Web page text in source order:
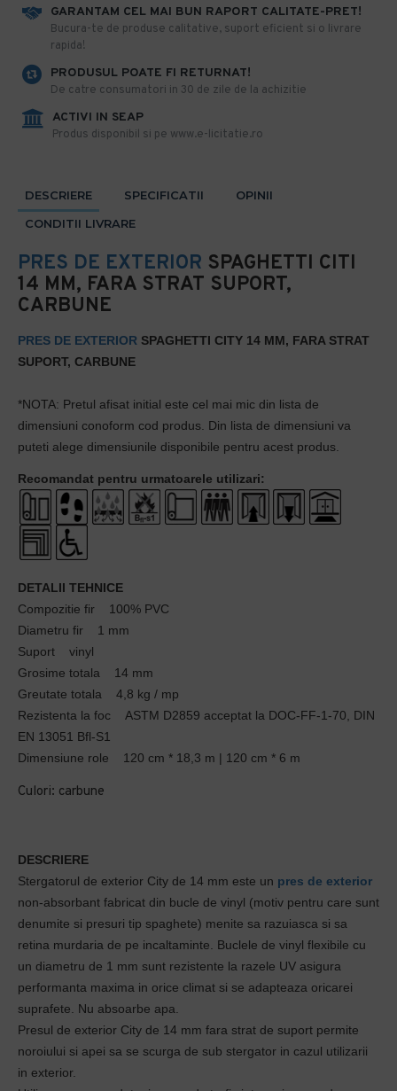
GARANTAM CEL MAI BUN RAPORT CALITATE-PRET!
​Bucura-te de produse calitative, suport eficient si o livrare
rapida!
PRODUSUL POATE FI RETURNAT!
De catre consumatori in 30 de zile de la achizitie
ACTIVI IN SEAP
Produs disponibil si pe www.e-licitatie.ro
DESCRIERE SPECIFICATII
OPINII
CONDITII LIVRARE
PRES DE EXTERIOR SPAGHETTI CITI
14 MM, FARA STRAT SUPORT,
CARBUNE
PRES DE EXTERIOR SPAGHETTI CITY 14 MM, FARA STRAT
SUPORT, CARBUNE
*NOTA: Pretul afisat initial este cel mai mic din lista de
dimensiuni conoform cod produs. Din lista de dimensiuni va
puteti alege dimensiunile disponibile pentru acest produs.
Recomandat pentru urmatoarele utilizari:
DETALII TEHNICE
Compozitie fir 100% PVC
Diametru fir 1 mm
Suport vinyl
Grosime totala 14 mm
Greutate totala 4,8 kg / mp
Rezistenta la foc ASTM D2859 acceptat la DOC-FF-1-70, DIN
EN 13051 Bfl-S1
Dimensiune role 120 cm * 18,3 m | 120 cm * 6 m
Culori: carbune
DESCRIERE
Stergatorul de exterior City de 14 mm este un pres de exterior
non-absorbant fabricat din bucle de vinyl (motiv pentru care sunt
denumite si presuri tip spaghete) menite sa razuiasca si sa
retina murdaria de pe incaltaminte. Buclele de vinyl flexibile cu
un diametru de 1 mm sunt rezistente la razele UV asigura
performanta maxima in orice climat si se adapteaza oricarei
suprafete. Nu absoarbe apa.
Presul de exterior City de 14 mm fara strat de suport permite
noroiului si apei sa se scurga de sub stergator in cazul utilizarii
in exterior.